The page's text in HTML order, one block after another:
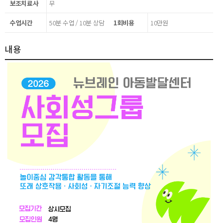
보조치료사 무
수업시간 50분 수업 / 10분 상담 1회비용 10만원
내용